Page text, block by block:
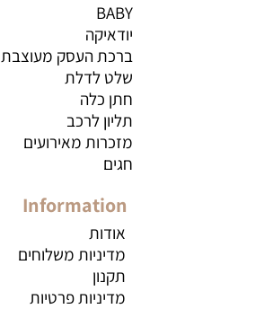
BABY
יודאיקה
ברכת העסק מעוצבת
שלט לדלת
חתן כלה
תליון לרכב
מזכרות מאירועים
חגים
Information
אודות
מדיניות משלוחים
תקנון
מדיניות פרטיות